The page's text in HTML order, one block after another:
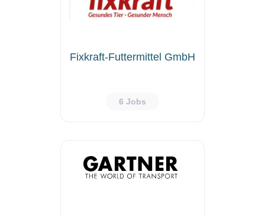
Fixkraft-Futtermittel GmbH
6 Jobs